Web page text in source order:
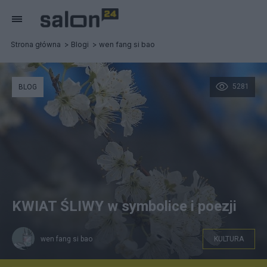
Strona główna Blogi wen fang si bao
5281
BLOG
KWIAT ŚLIWY w symbolice i poezji
wen fang si bao KULTURA